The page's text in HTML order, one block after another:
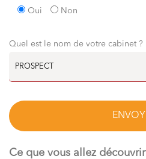
Oui
Non
Quel est le nom de votre cabinet ?
Ce que vous allez découvrir